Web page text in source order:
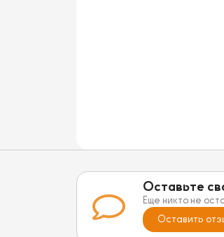
Оставьте
Еще никто не
Оставить